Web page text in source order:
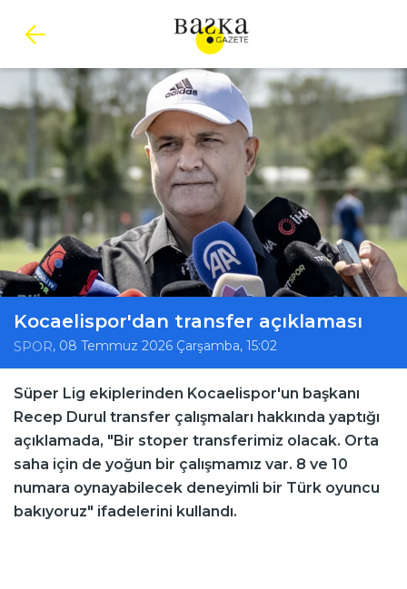
Kocaelispor'dan transfer açıklaması
SPOR, 08 Temmuz 2026 Çarşamba, 15:02
Süper Lig ekiplerinden Kocaelispor'un başkanı
Recep Durul transfer çalışmaları hakkında yaptığı
açıklamada, "Bir stoper transferimiz olacak. Orta
saha için de yoğun bir çalışmamız var. 8 ve 10
numara oynayabilecek deneyimli bir Türk oyuncu
bakıyoruz" ifadelerini kullandı.